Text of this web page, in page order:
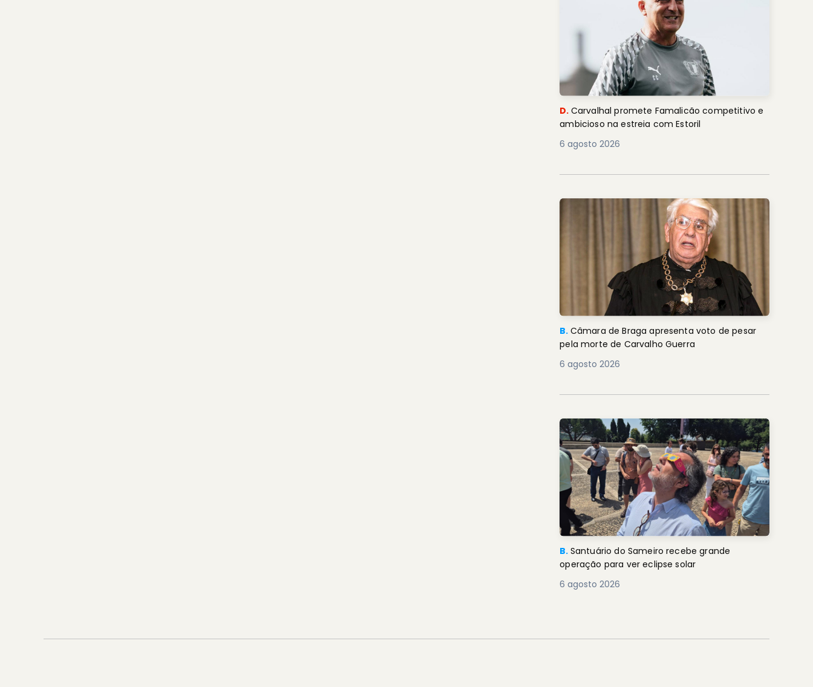
D. Carvalhal promete Famalicão competitivo e
ambicioso na estreia com Estoril
6 agosto 2026
B. Câmara de Braga apresenta voto de pesar
pela morte de Carvalho Guerra
6 agosto 2026
B. Santuário do Sameiro recebe grande
operação para ver eclipse solar
6 agosto 2026